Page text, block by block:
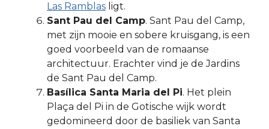
Las Ramblas ligt.
Sant Pau del Camp. Sant Pau del Camp,
met zijn mooie en sobere kruisgang, is een
goed voorbeeld van de romaanse
architectuur. Erachter vind je de Jardins
de Sant Pau del Camp.
Basílica Santa Maria del Pi. Het plein
Plaça del Pi in de Gotische wijk wordt
gedomineerd door de basiliek van Santa